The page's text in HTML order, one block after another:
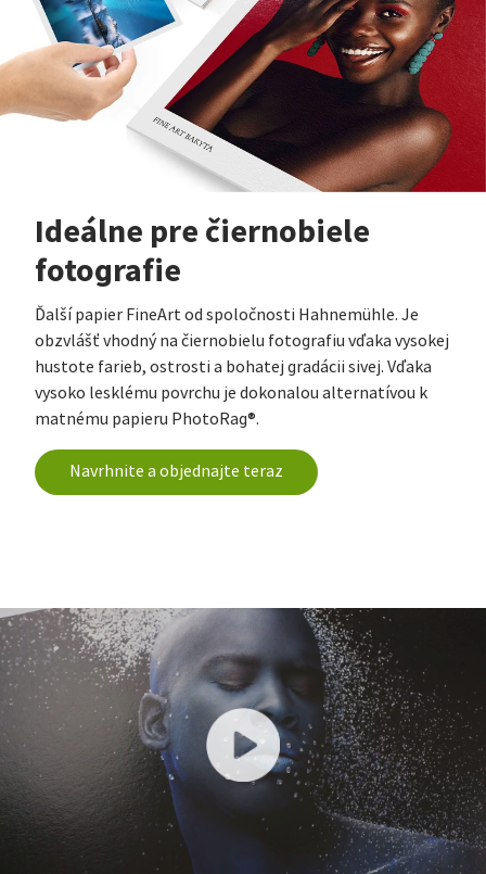
Ideálne pre čiernobiele
fotografie
Ďalší papier FineArt od spoločnosti Hahnemühle. Je
obzvlášť vhodný na čiernobielu fotografiu vďaka vysokej
hustote farieb, ostrosti a bohatej gradácii sivej. Vďaka
vysoko lesklému povrchu je dokonalou alternatívou k
matnému papieru PhotoRag®.
Navrhnite a objednajte teraz